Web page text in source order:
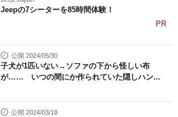
Jeepの7シーターを85時間体験！
PR
公開 2024/05/30
子犬が1匹いない→ソファの下から怪しい布
が…… いつの間にか作られていた隠しハン...
公開 2024/03/18